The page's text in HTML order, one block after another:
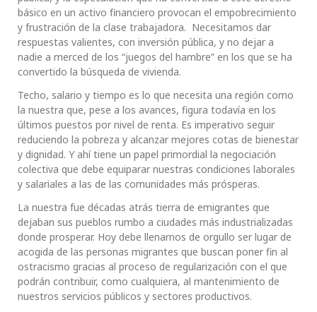
básico en un activo financiero provocan el empobrecimiento
y frustración de la clase trabajadora. Necesitamos dar
respuestas valientes, con inversión pública, y no dejar a
nadie a merced de los “juegos del hambre” en los que se ha
convertido la búsqueda de vivienda.
Techo, salario y tiempo es lo que necesita una región como
la nuestra que, pese a los avances, figura todavía en los
últimos puestos por nivel de renta. Es imperativo seguir
reduciendo la pobreza y alcanzar mejores cotas de bienestar
y dignidad. Y ahí tiene un papel primordial la negociación
colectiva que debe equiparar nuestras condiciones laborales
y salariales a las de las comunidades más prósperas.
La nuestra fue décadas atrás tierra de emigrantes que
dejaban sus pueblos rumbo a ciudades más industrializadas
donde prosperar. Hoy debe llenarnos de orgullo ser lugar de
acogida de las personas migrantes que buscan poner fin al
ostracismo gracias al proceso de regularización con el que
podrán contribuir, como cualquiera, al mantenimiento de
nuestros servicios públicos y sectores productivos.